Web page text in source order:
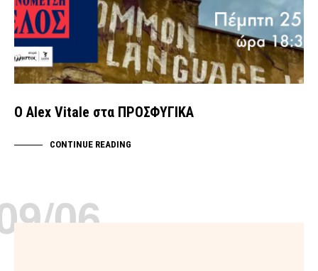
Ο Alex Vitale στα ΠΡΟΣΦΥΓΙΚΑ
CONTINUE READING
06